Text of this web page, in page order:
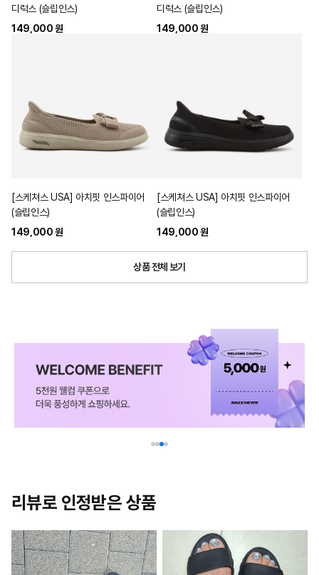
디럭스 (슬립인스)
149,000 원
디럭스 (슬립인스)
149,000 원
[스케쳐스 USA] 아치핏 인스파이어
(슬립인스)
149,000 원
[스케쳐스 USA] 아치핏 인스파이어
(슬립인스)
149,000 원
상품 전체 보기
리뷰로 인정받은 상품